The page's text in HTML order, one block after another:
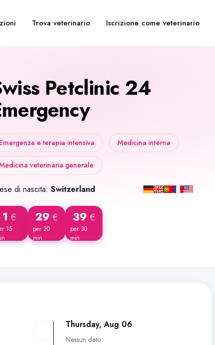
Trova veterinario Iscrizione come veterinario
Petclinic 24
Emergenza e terapia intensiva Medicina interna
veterinaria generale
di nascita: Switzerland
1 €
15
29 €
per 20
min
39 €
per 30
min
Thursday, Aug 06
Nessun dato